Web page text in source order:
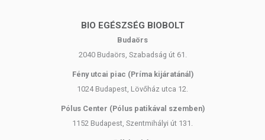
BIO EGÉSZSÉG BIOBOLT
Budaörs
2040 Budaörs, Szabadság út 61.
Fény utcai piac (Príma kijáratánál)
1024 Budapest, Lövőház utca 12.
Pólus Center (Pólus patikával szemben)
1152 Budapest, Szentmihályi út 131.